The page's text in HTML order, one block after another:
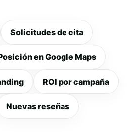
Solicitudes de cita
en Google Maps
ROI por campaña
Nuevas reseñas